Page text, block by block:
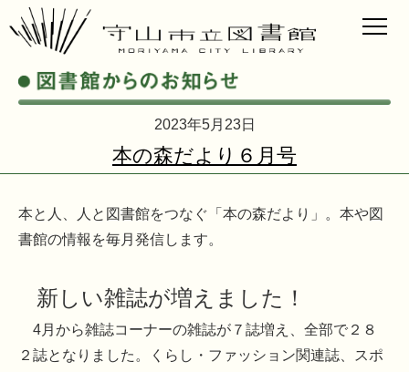
2023年5月23日
本の森だより６月号
本と人、人と図書館をつなぐ「本の森だより」。本や図
書館の情報を毎月発信します。
新しい雑誌が増えました！
4月から雑誌コーナーの雑誌が７誌増え、全部で２８
２誌となりました。くらし・ファッション関連誌、スポ